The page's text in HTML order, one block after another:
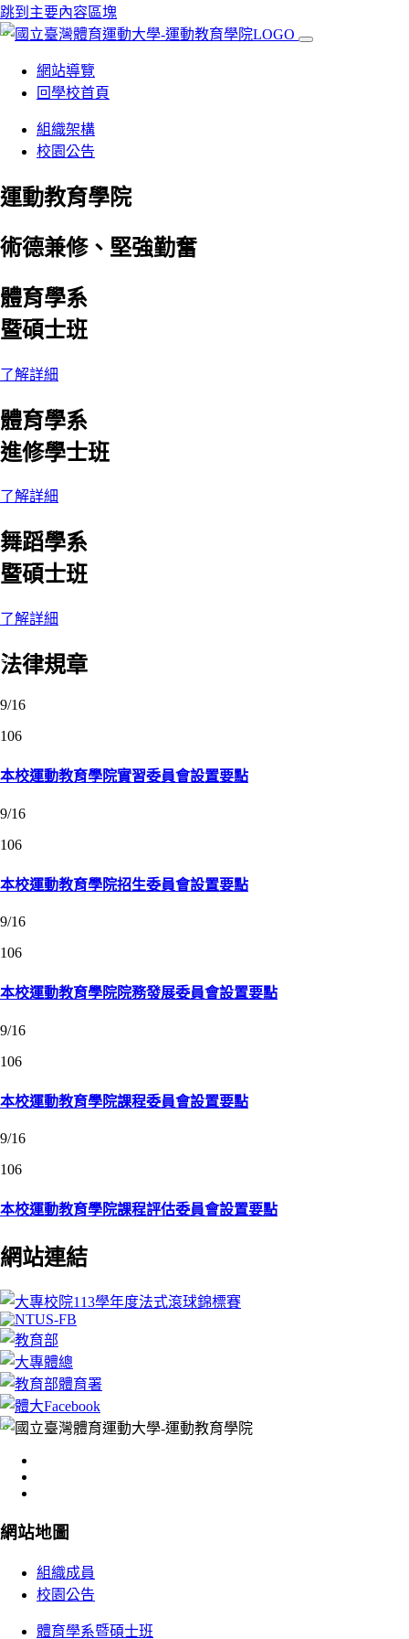
跳到主要內容區塊
:::
網站導覽
回學校首頁
組織架構
校園公告
運動教育學院
術德兼修、堅強勤奮
體育學系
暨碩士班
了解詳細
體育學系
進修學士班
了解詳細
舞蹈學系
暨碩士班
了解詳細
:::
法律規章
9/16
106
本校運動教育學院實習委員會設置要點
9/16
106
本校運動教育學院招生委員會設置要點
9/16
106
本校運動教育學院院務發展委員會設置要點
9/16
106
本校運動教育學院課程委員會設置要點
9/16
106
本校運動教育學院課程評估委員會設置要點
網站連結
:::
網站地圖
組織成員
校園公告
體育學系暨碩士班